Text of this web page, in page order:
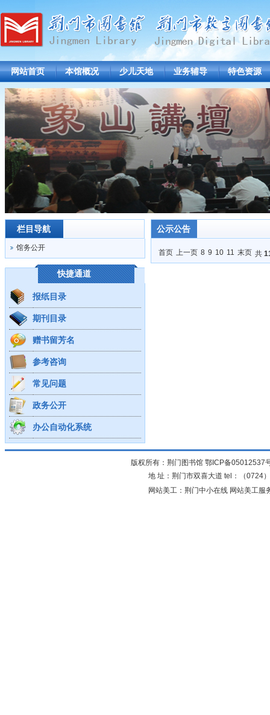
网站首页 本馆概况 少儿天地 业务辅导 特色资源
栏目导航
馆务公开
快捷通道
报纸目录
期刊目录
赠书留芳名
参考咨询
常见问题
政务公开
办公自动化系统
公示公告
首页 上一页 8 9 10 11 末页 共
版权所有：荆门图书馆 鄂ICP备05012537
地 址：荆门市双喜大道 tel：（0724
网站美工：荆门中小在线 网站美工